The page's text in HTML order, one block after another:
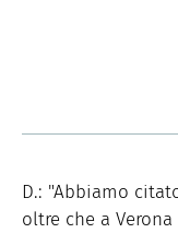
D.: "Abbiamo
oltre che a